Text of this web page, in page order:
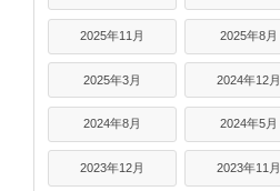
2025年11月 2025年8月
2025年3月 2024年12月
2024年8月 2024年5月
2023年12月 2023年11月